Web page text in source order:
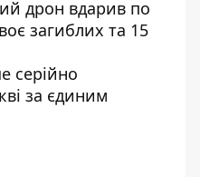
дрон вдарив по
загиблих та 15
серійно
за єдиним